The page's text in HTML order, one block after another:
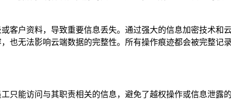
客户资料，导致重要信息丢失。通过强大的信息加密技术和
也无法影响云端数据的完整性。所有操作痕迹都会被完整记
只能访问与其职责相关的信息，避免了越权操作或信息泄露